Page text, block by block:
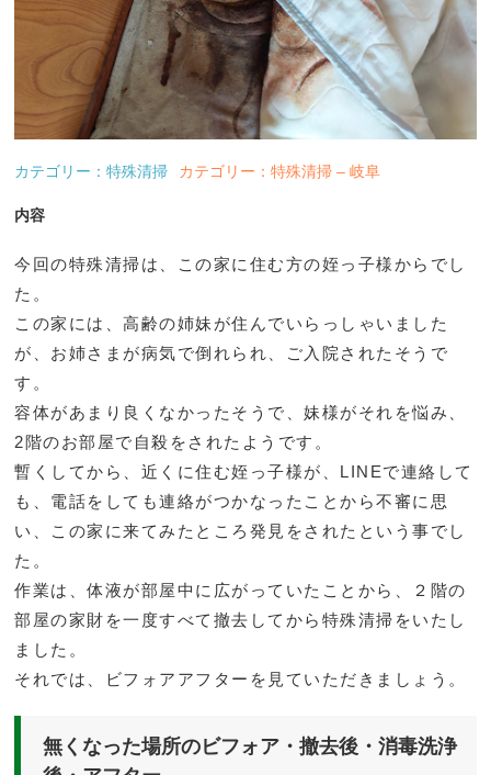
カテゴリー：特殊清掃 カテゴリー：特殊清掃 – 岐阜
内容
今回の特殊清掃は、この家に住む方の姪っ子様からでし
た。
この家には、高齢の姉妹が住んでいらっしゃいました
が、お姉さまが病気で倒れられ、ご入院されたそうで
す。
容体があまり良くなかったそうで、妹様がそれを悩み、
2階のお部屋で自殺をされたようです。
暫くしてから、近くに住む姪っ子様が、LINEで連絡して
も、電話をしても連絡がつかなったことから不審に思
い、この家に来てみたところ発見をされたという事でし
た。
作業は、体液が部屋中に広がっていたことから、２階の
部屋の家財を一度すべて撤去してから特殊清掃をいたし
ました。
それでは、ビフォアアフターを見ていただきましょう。
無くなった場所のビフォア・撤去後・消毒洗浄